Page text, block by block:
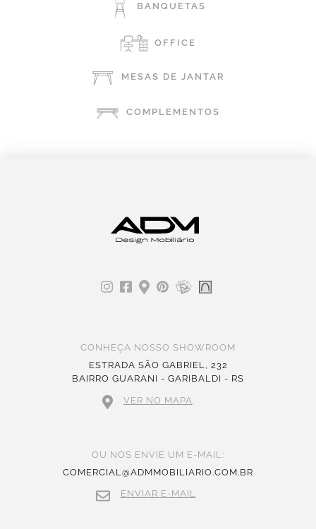
BANQUETAS
OFFICE
MESAS DE JANTAR
COMPLEMENTOS
CONHEÇA NOSSO SHOWROOM
ESTRADA SÃO GABRIEL, 232
BAIRRO GUARANI - GARIBALDI - RS
VER NO MAPA
OU NOS ENVIE UM E-MAIL:
COMERCIAL@ADMMOBILIARIO.COM.BR
ENVIAR E-MAIL